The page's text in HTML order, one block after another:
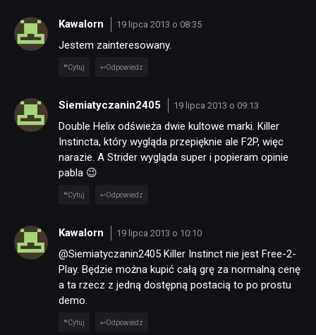
Kawalorn 19 lipca 2013 o 08:35
Jestem zainteresowany.
Cytuj Odpowiedz
Siemiatyczanin2405 19 lipca 2013 o 09:13
Double Helix odświeża dwie kultowe marki. Killer
Instincta, który wygląda przepięknie ale F2P, więc
narazie. A Strider wygląda super i popieram opinie
pabla 😉
Cytuj Odpowiedz
Kawalorn 19 lipca 2013 o 10:10
@Siemiatyczanin2405 Killer Instinct nie jest Free-2-
Play. Będzie można kupić całą grę za normalną cenę
a ta rzecz z jedną dostępną postacią to po prostu
demo.
Cytuj Odpowiedz